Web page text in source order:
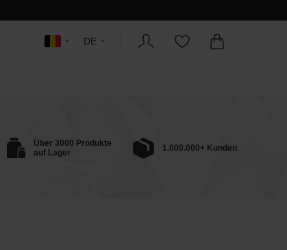
DE
Über 3000 Produkte
auf Lager
1.000.000+ Kunden